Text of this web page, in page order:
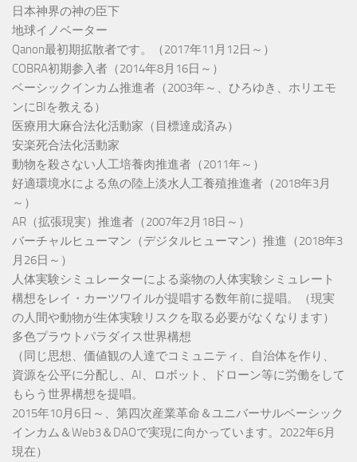
日本神界の神の臣下
地球イノベーター
Qanon最初期拡散者です。（2017年11月12日～）
COBRA初期参入者（2014年8月16日～）
ベーシックインカム推進者（2003年～、ひろゆき、ホリエモ
ンにBIを教える）
医療用大麻合法化活動家（目標達成済み）
安楽死合法化活動家
動物を殺さない人工培養肉推進者（2011年～）
好適環境水による魚の陸上淡水人工養殖推進者（2018年3月
～）
AR（拡張現実）推進者（2007年2月18日～）
バーチャルヒューマン（デジタルヒューマン）推進（2018年3
月26日～）
人体実験シミュレーターによる薬物の人体実験シミュレート
構想をレイ・カーツワイルが提唱する数年前に提唱。（現実
の人間や動物が生体実験リスクを取る必要がなくなります）
多色プラウトパラダイス世界構想
（同じ思想、価値観の人達でコミュニティ、自治体を作り、
資源を公平に分配し、AI、ロボット、ドローン等に労働をして
もらう世界構想を提唱。
2015年10月6日～、第四次産業革命＆ユニバーサルベーシック
インカム＆Web3＆DAOで実現に向かっています。2022年6月
現在）